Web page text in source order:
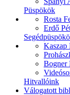
Püspökök
Rosta
Erdő
Kaszap
Bogner
Hitvallóink
Válogatott